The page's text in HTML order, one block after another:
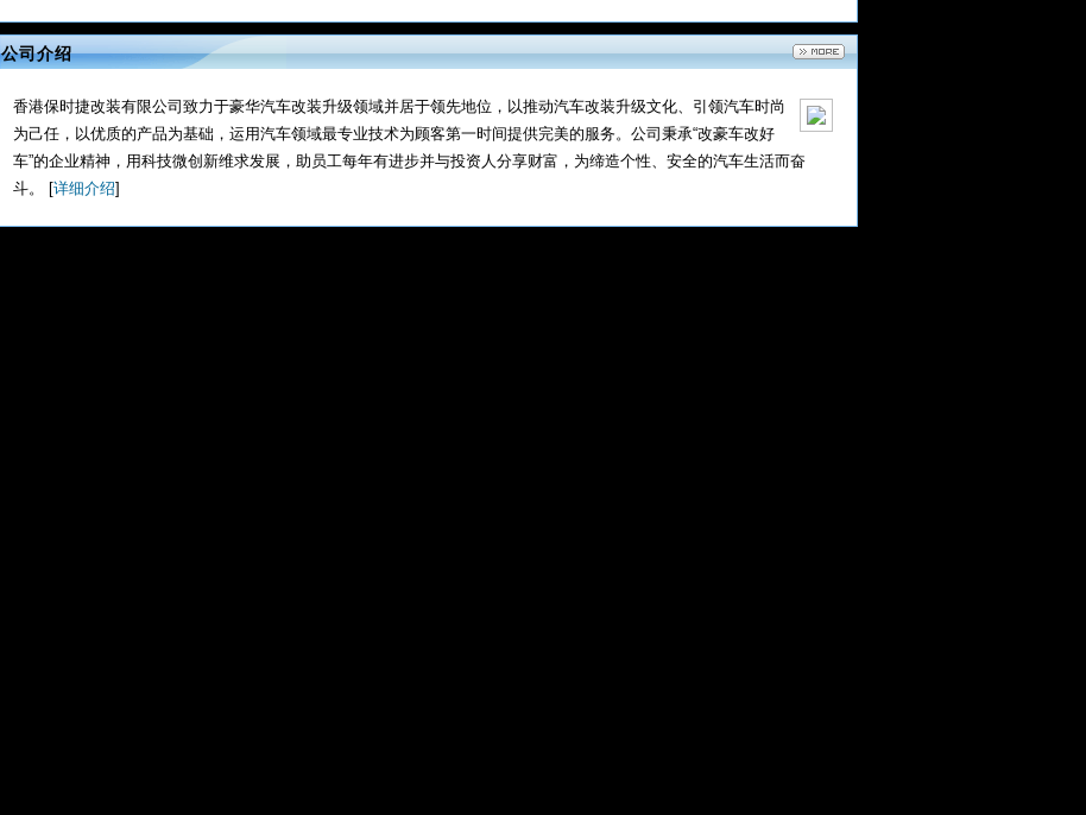
公司介绍
香港保时捷改装有限公司致力于豪华汽车改装升级领域并居于领先地位，以推动汽车改装升级文化、引领汽车时尚
为己任，以优质的产品为基础，运用汽车领域最专业技术为顾客第一时间提供完美的服务。公司秉承“改豪车改好
车”的企业精神，用科技微创新维求发展，助员工每年有进步并与投资人分享财富，为缔造个性、安全的汽车生活而奋
斗。 [详细介绍]